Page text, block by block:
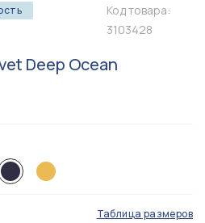
Код товара:
3103428
Deep Ocean
Таблица размеров